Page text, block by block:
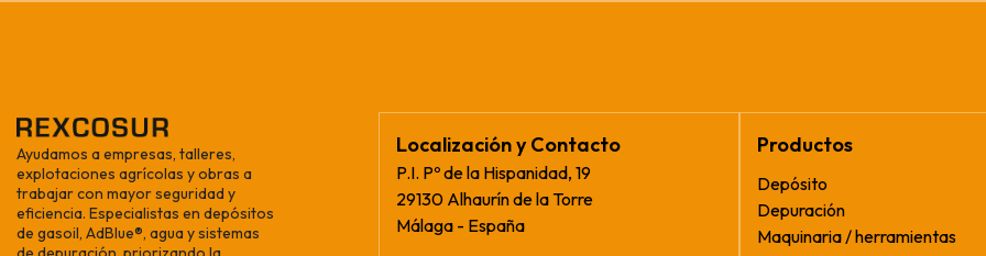
Ayudamos a empresas, talleres,
explotaciones agrícolas y obras a
trabajar con mayor seguridad y
eficiencia. Especialistas en depósitos
de gasoil, AdBlue®, agua y sistemas
Localización y Contacto
P.I. Pº de la Hispanidad, 19
29130 Alhaurín de la Torre
Málaga - España
Productos
Depósito
Depuración
Maquinaria / herramientas